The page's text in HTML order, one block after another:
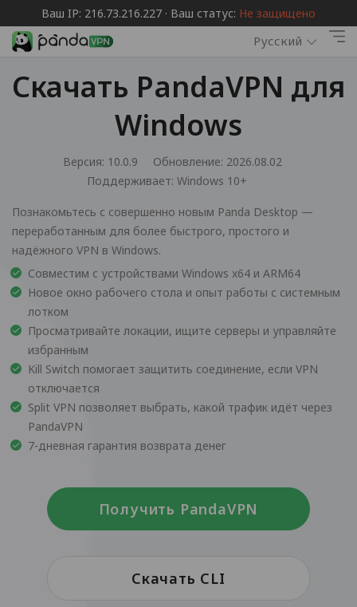
Ваш IP: 216.73.216.227 · Ваш статус: Не защищено
Русский
Скачать PandaVPN для
Windows
Версия: 10.0.9
Обновление: 2026.08.02
Поддерживает: Windows 10+
Познакомьтесь с совершенно новым Panda Desktop —
переработанным для более быстрого, простого и
надёжного VPN в Windows.
Совместим с устройствами Windows x64 и ARM64
Новое окно рабочего стола и опыт работы с системным
лотком
Просматривайте локации, ищите серверы и управляйте
избранным
Kill Switch помогает защитить соединение, если VPN
отключается
Split VPN позволяет выбрать, какой трафик идёт через
PandaVPN
7-дневная гарантия возврата денег
Получить PandaVPN
Скачать CLI